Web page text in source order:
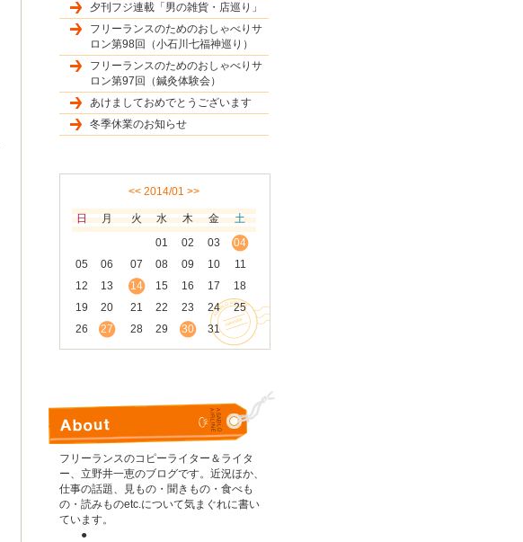
夕刊フジ連載「男の雑貨・店巡り」
フリーランスのためのおしゃべりサ
ロン第98回（小石川七福神巡り）
フリーランスのためのおしゃべりサ
ロン第97回（鍼灸体験会）
あけましておめでとうございます
冬季休業のお知らせ
<< 2014/01 >>
日 月 火 水 木 金
土
01
02 03
04
05
06 07 08 09 10
11
12
13 14 15 16 17
18
19
20 21 22 23 24
25
26
27 28 29 30 31
フリーランスのコピーライター＆ライタ
ー、立野井一恵のブログです。近況ほか、
仕事の話題、見もの・聞きもの・食べも
の・読みものetc.について気まぐれに書い
ています。
●